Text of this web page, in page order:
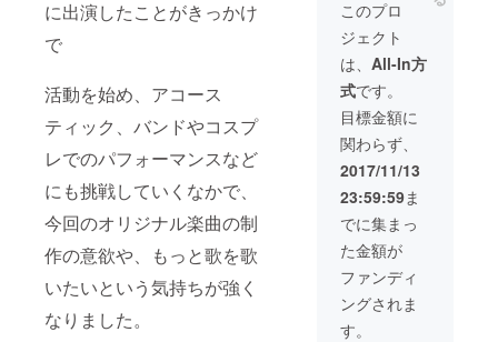
に出演したことがきっかけ
で
活動を始め、アコース
ティック、バンドやコスプ
レでのパフォーマンスなど
にも挑戦していくなかで、
今回のオリジナル楽曲の制
作の意欲や、もっと歌を歌
いたいという気持ちが強く
なりました。
このプロ
ジェクト
は、 All-In方
式です。
目標金額に
関わらず、
2017/11/13
23:59:59ま
でに集まっ
た金額が
ファンディ
ングされま
す。